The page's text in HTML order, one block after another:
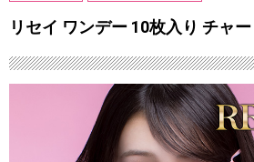
リセイ ワンデー 10枚入り チャ